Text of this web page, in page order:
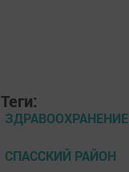
Теги:
ЗДРАВООХРАНЕНИЕ
СПАССКИЙ РАЙОН